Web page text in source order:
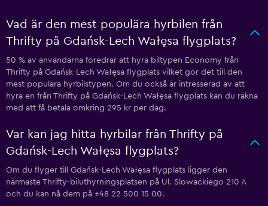
Vad är den mest populära hyrbilen från
Thrifty på Gdańsk-Lech Wałęsa flygplats?
50 % av användarna föredrar att hyra biltypen Economy från
Thrifty på Gdańsk-Lech Wałęsa flygplats vilket gör det till den
mest populära hyrbilstypen. Om du också är intresserad av att
hyra en från Thrifty på Gdańsk-Lech Wałęsa flygplats kan du räkna
med att få betala omkring 295 kr per dag.
Var kan jag hitta hyrbilar från Thrifty på
Gdańsk-Lech Wałęsa flygplats?
Om du flyger till Gdańsk-Lech Wałęsa flygplats ligger den
närmaste Thrifty-biluthyrningsplatsen på Ul. Slowackiego 210 A
och du kan nå dem på +48 22 500 15 00.